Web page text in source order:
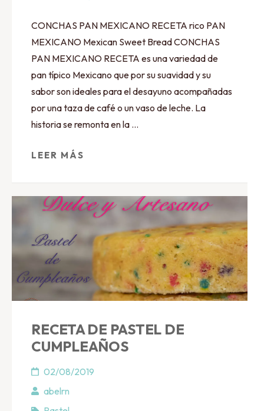
CONCHAS PAN MEXICANO RECETA rico PAN
MEXICANO Mexican Sweet Bread CONCHAS
PAN MEXICANO RECETA es una variedad de
pan típico Mexicano que por su suavidad y su
sabor son ideales para el desayuno acompañadas
por una taza de café o un vaso de leche. La
historia se remonta en la …
LEER MÁS
RECETA DE PASTEL DE
CUMPLEAÑOS
02/08/2019
abelrn